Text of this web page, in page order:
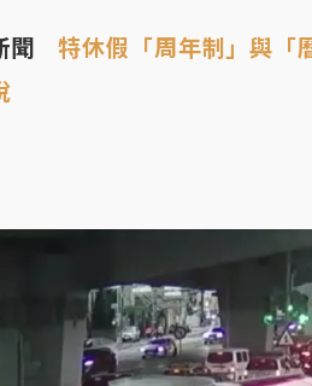
聞特休假「周年制」與